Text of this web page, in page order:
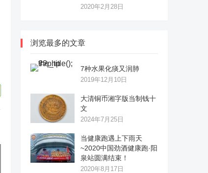
2020年2月28日
浏览最多的文章
7种水果化痰又润肺
2019年12月10日
大清铜币湘字版当制钱十
文
2024年7月25日
当健康跑遇上下雨天
~2020中国劲酒健康跑·阳
泉站圆满结束！
2020年8月17日